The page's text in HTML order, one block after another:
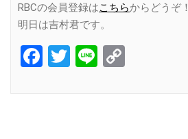
RBCの会員登録はこちらからどうぞ！
明日は吉村君です。
Facebook
Twitter
Line